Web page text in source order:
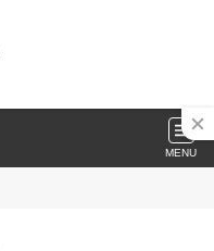
MENU